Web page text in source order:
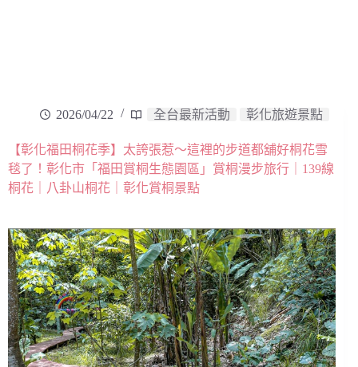
2026/04/22 全台最新活動 彰化旅遊景點
【彰化福田桐花季】太誇張惹～這裡的步道都舖好桐花雪
毯了！彰化市「福田賞桐生態園區」賞桐漫步旅行｜139線
桐花｜八卦山桐花｜彰化賞桐景點